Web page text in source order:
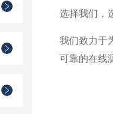
选择我们，
我们致力于
可靠的在线